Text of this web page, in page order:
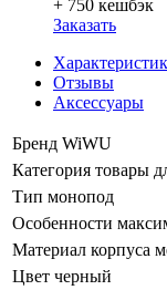
+ 750 кешбэк
Заказать
Отзывы
Аксессуары
Бренд WiWU
Категория товары
Тип монопод
Особенности
Материал корпуса
Цвет черный